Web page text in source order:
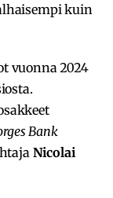
kuin
vuonna 2024
Bank
Nicolai